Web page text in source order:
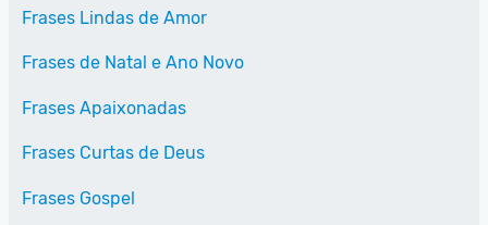
Frases Lindas de Amor
Frases de Natal e Ano Novo
Frases Apaixonadas
Frases Curtas de Deus
Frases Gospel